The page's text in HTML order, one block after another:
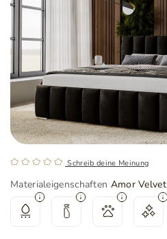
Schreib deine Meinung
Materialeigenschaften Amor Velvet